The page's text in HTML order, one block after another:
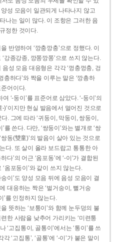
성 모음이 일관되게 나타나지 않고
나는 일이 많다. 이 조항은 그러한 음
정한 것이다.
반영하여 ‘깡충깡충’으로 정했다. 이
강종강종, 깡쫑깡쫑’으로 쓰지 않는다.
음성 모음 대응형은 각각 ‘껑충껑충, 겅
충하다’와 짝을 이루는 말은 ‘깡총하
준어이다.
‘-둥이’를 표준어로 삼았다. ‘-둥이’의
-)’이지만 현실 발음에서 멀어진 것으로
. 그에 따라 ‘귀둥이, 막둥이, 쌍둥이,
를 쓴다. 다만, ‘쌍둥이’와는 별개로 ‘쌍
동(雙童)’의 발음이 살아 있는 것으로
다. 또 살이 올라 보드랍고 통통한 아
다’의 어근 ‘옴포동’에 ‘-이’가 결합된
‘옴포둥이’와 같이 쓰지 않는다.
이’도 양성 모음 뒤에 음성 모음이 결
대응하는 짝은 ‘벌거숭이, 뻘거숭
’를 인정하지 않는다.
뜻하는 ‘보퉁이’와 함께 눈두덩의 불
한 사람을 낮추어 가리키는 ‘미련퉁
‘고집통이, 골통이’에서는 ‘통이’를 쓰
‘고집통’, ‘골통’에 ‘-이’가 붙은 말이